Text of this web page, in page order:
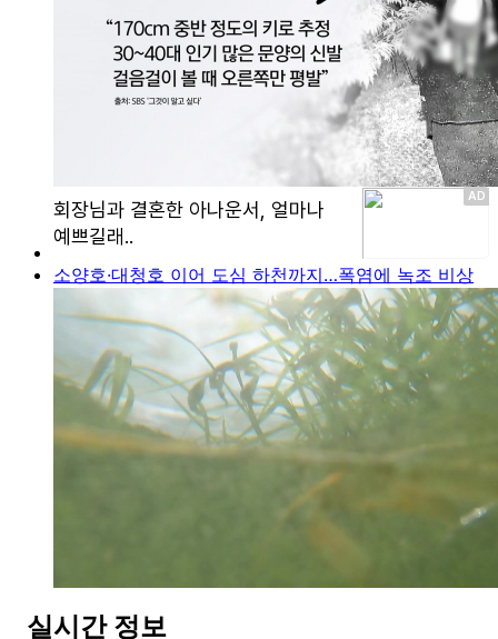
소양호·대청호 이어 도심 하천까지…폭염에 녹조 비상
실시간 정보